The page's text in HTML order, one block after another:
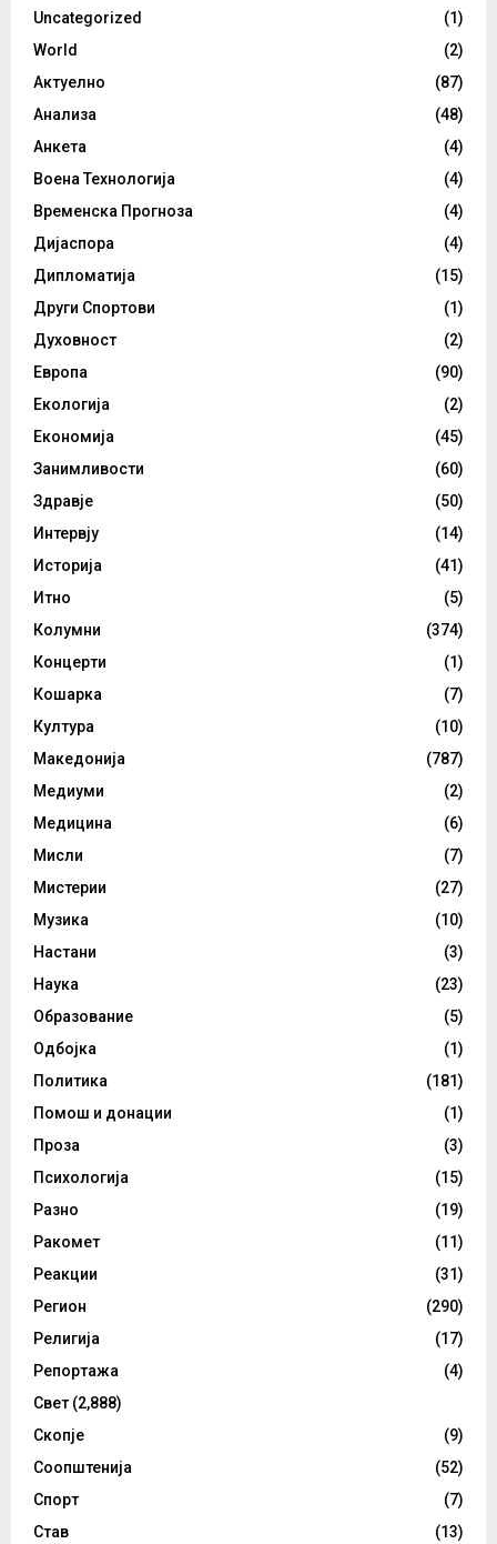
Uncategorized
(1)
World
(2)
Актуелно
(87)
Анализа
(48)
Анкета
(4)
Воена Технологија
(4)
Временска Прогноза
(4)
Дијаспора
(4)
Дипломатија
(15)
Други Спортови
(1)
Духовност
(2)
Европа
(90)
Екологија
(2)
Економија
(45)
Занимливости
(60)
Здравје
(50)
Интервју
(14)
Историја
(41)
Итно
(5)
Колумни
(374)
Концерти
(1)
Кошарка
(7)
Култура
(10)
Македонија
(787)
Медиуми
(2)
Медицина
(6)
Мисли
(7)
Мистерии
(27)
Музика
(10)
Настани
(3)
Наука
(23)
Образование
(5)
Одбојка
(1)
Политика
(181)
Помош и донации
(1)
Проза
(3)
Психологија
(15)
Разно
(19)
Ракомет
(11)
Реакции
(31)
Регион
(290)
Религија
(17)
Репортажа
(4)
Свет (2,888)
Скопје
(9)
Соопштенија
(52)
Спорт
(7)
Став
(13)